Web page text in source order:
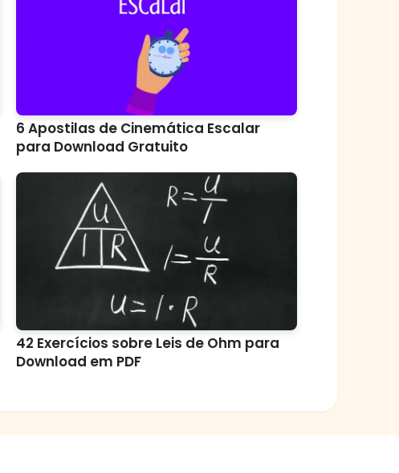
6 Apostilas de Cinemática Escalar
para Download Gratuito
42 Exercícios sobre Leis de Ohm para
Download em PDF